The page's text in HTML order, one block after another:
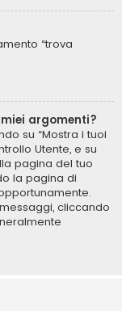
“trova
argomenti?
su “Mostra i tuoi
Utente, e su
pagina del tuo
la pagina di
cliccando